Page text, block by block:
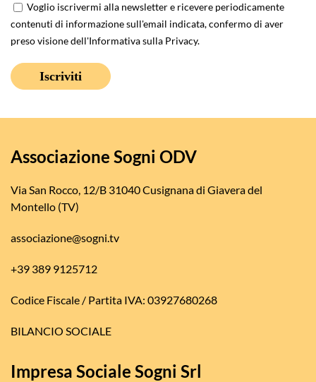
Voglio iscrivermi alla newsletter e ricevere periodicamente
contenuti di informazione sull'email indicata, confermo di aver
preso visione dell'Informativa sulla Privacy.
Associazione Sogni ODV
Via San Rocco, 12/B 31040 Cusignana di Giavera del
Montello (TV)
associazione@sogni.tv
+39 389 9125712
Codice Fiscale / Partita IVA: 03927680268
BILANCIO SOCIALE
Impresa Sociale Sogni Srl